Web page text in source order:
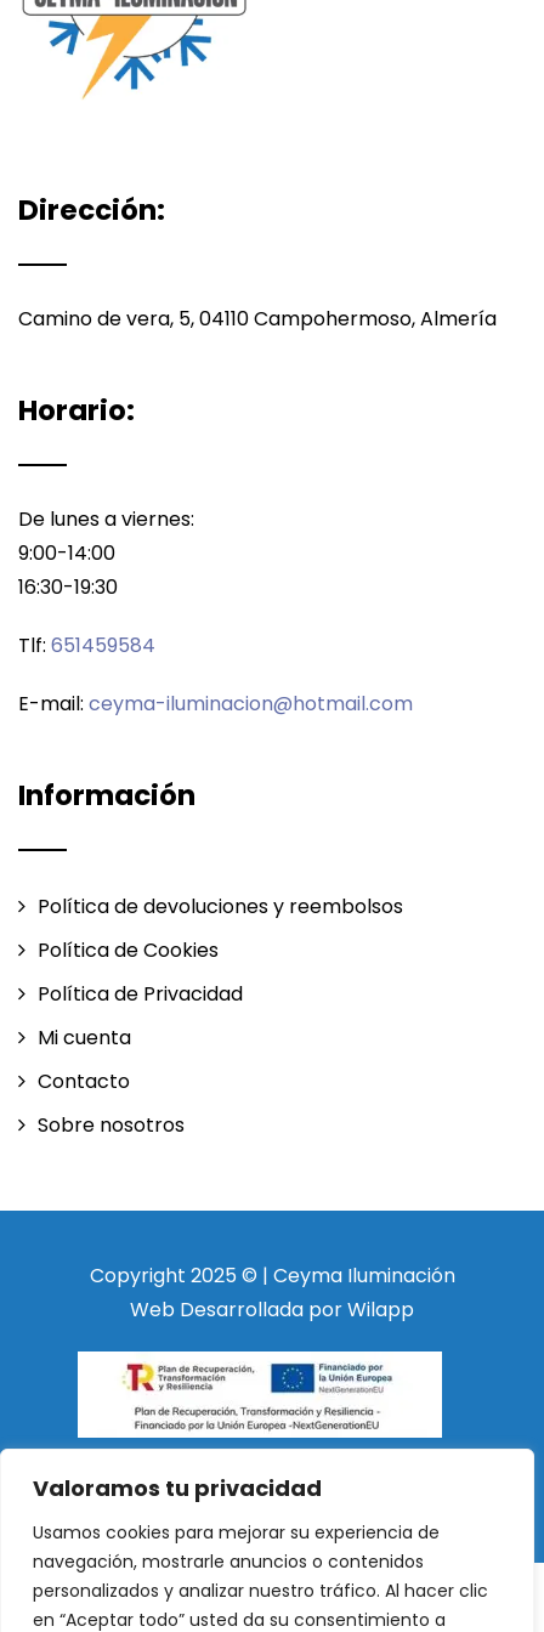
Valoramos tu privacidad
Usamos cookies para mejorar su experiencia de
navegación, mostrarle anuncios o contenidos
personalizados y analizar nuestro tráfico. Al hacer clic
en “Aceptar todo” usted da su consentimiento a
Dirección:
Camino de vera, 5, 04110 Campohermoso, Almería
Horario:
De lunes a viernes:
9:00-14:00
16:30-19:30
Tlf: 651459584
E-mail: ceyma-iluminacion@hotmail.com
Información
Política de devoluciones y reembolsos
Política de Cookies
Política de Privacidad
Mi cuenta
Contacto
Sobre nosotros
Copyright 2025 © | Ceyma Iluminación
Web Desarrollada por Wilapp